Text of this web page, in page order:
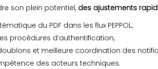
son plein potentiel, des ajustements
du PDF dans les flux PEPPOL,
procédures d’authentification,
et meilleure coordination des
des acteurs techniques.